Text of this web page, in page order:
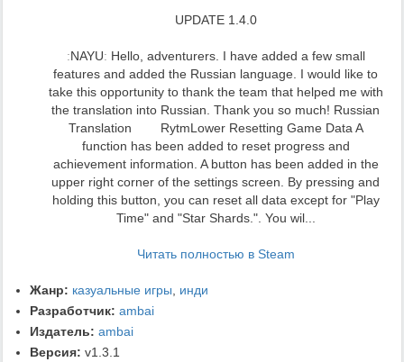
UPDATE 1.4.0
ːNAYUː Hello, adventurers. I have added a few small
features and added the Russian language. I would like to
take this opportunity to thank the team that helped me with
the translation into Russian. Thank you so much! Russian
Translation RytmLower Resetting Game Data A
function has been added to reset progress and
achievement information. A button has been added in the
upper right corner of the settings screen. By pressing and
holding this button, you can reset all data except for "Play
Time" and "Star Shards.". You wil...
Читать полностью в Steam
Жанр: казуальные игры
инди
Разработчик: ambai
Издатель: ambai
Версия: v1.3.1